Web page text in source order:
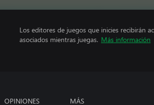
Los editores de juegos que inicies recibirán
asociados mientras juegas. Más información
OPINIONES MÁS